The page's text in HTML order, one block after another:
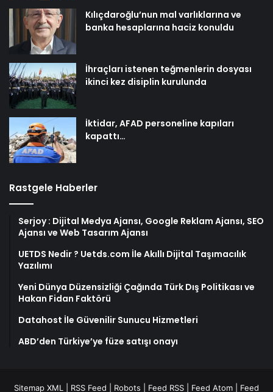
Kılıçdaroğlu’nun mal varlıklarına ve
banka hesaplarına haciz konuldu
İhraçları istenen teğmenlerin dosyası
ikinci kez disiplin kurulunda
İktidar, AFAD personeline kapıları
kapattı…
Rastgele Haberler
Serjoy : Dijital Medya Ajansı, Google Reklam Ajansı, SEO
Ajansı ve Web Tasarım Ajansı
UETDS Nedir ? Uetds.com İle Akıllı Dijital Taşımacılık
Yazılımı
Yeni Dünya Düzensizliği Çağında Türk Dış Politikası ve
Hakan Fidan Faktörü
Datahost İle Güvenilir Sunucu Hizmetleri
ABD’den Türkiye’ye füze satışı onayı
Sitemap XML RSS Feed Robots Feed RSS Feed Atom Feed